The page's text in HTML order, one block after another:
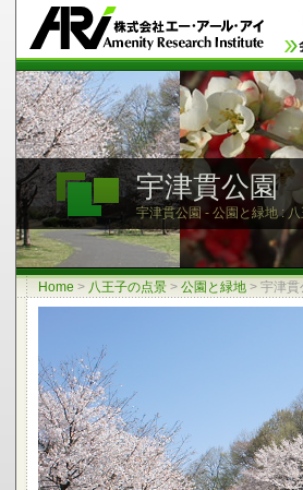
宇津貫公園
宇津貫公園 - 公園と緑地 :
Home > 八王子の点景 > 公園と緑地 > 宇津貫